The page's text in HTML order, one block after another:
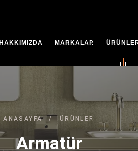
HAKKIMIZDA MARKALAR
ANASAYFA / ÜRÜNLER
Armatür